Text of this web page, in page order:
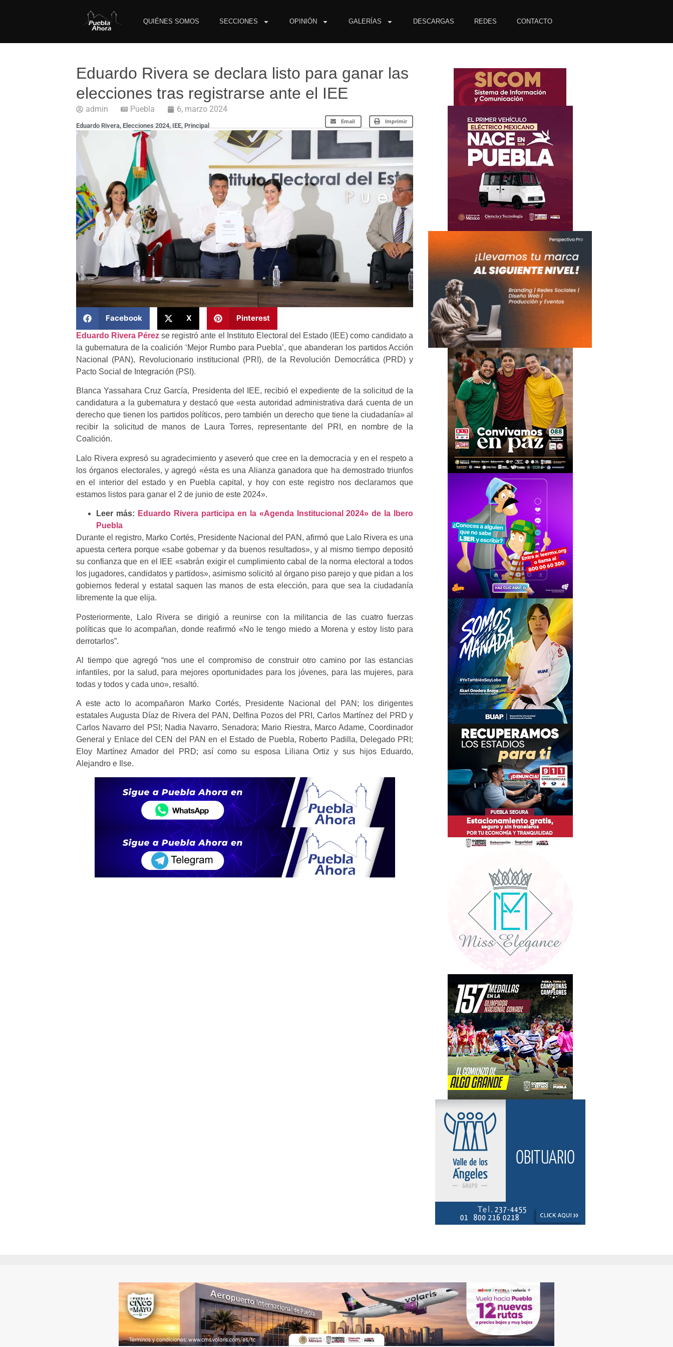
QUIÉNES SOMOS SECCIONES OPINIÓN GALERÍAS DESCARGAS REDES CONTACTO
Eduardo Rivera se declara listo para ganar las
elecciones tras registrarse ante el IEE
admin Puebla 6, marzo 2024
Email Imprimir
Eduardo Rivera, Elecciones 2024, IEE, Principal
Facebook X Pinterest
Eduardo Rivera Pérez se registró ante el Instituto Electoral del Estado (IEE) como candidato a
la gubernatura de la coalición ‘Mejor Rumbo para Puebla’, que abanderan los partidos Acción
Nacional (PAN), Revolucionario institucional (PRI), de la Revolución Democrática (PRD) y
Pacto Social de Integración (PSI).
Blanca Yassahara Cruz García, Presidenta del IEE, recibió el expediente de la solicitud de la
candidatura a la gubernatura y destacó que «esta autoridad administrativa dará cuenta de un
derecho que tienen los partidos políticos, pero también un derecho que tiene la ciudadanía» al
recibir la solicitud de manos de Laura Torres, representante del PRI, en nombre de la
Coalición.
Lalo Rivera expresó su agradecimiento y aseveró que cree en la democracia y en el respeto a
los órganos electorales, y agregó «ésta es una Alianza ganadora que ha demostrado triunfos
en el interior del estado y en Puebla capital, y hoy con este registro nos declaramos que
estamos listos para ganar el 2 de junio de este 2024».
Leer más: Eduardo Rivera participa en la «Agenda Institucional 2024» de la Ibero
Puebla
Durante el registro, Marko Cortés, Presidente Nacional del PAN, afirmó que Lalo Rivera es una
apuesta certera porque «sabe gobernar y da buenos resultados», y al mismo tiempo depositó
su confianza que en el IEE «sabrán exigir el cumplimiento cabal de la norma electoral a todos
los jugadores, candidatos y partidos», asimismo solicitó al órgano piso parejo y que pidan a los
gobiernos federal y estatal saquen las manos de esta elección, para que sea la ciudadanía
libremente la que elija.
Posteriormente, Lalo Rivera se dirigió a reunirse con la militancia de las cuatro fuerzas
políticas que lo acompañan, donde reafirmó «No le tengo miedo a Morena y estoy listo para
derrotarlos”.
Al tiempo que agregó “nos une el compromiso de construir otro camino por las estancias
infantiles, por la salud, para mejores oportunidades para los jóvenes, para las mujeres, para
todas y todos y cada uno», resaltó.
A este acto lo acompañaron Marko Cortés, Presidente Nacional del PAN; los dirigentes
estatales Augusta Díaz de Rivera del PAN, Delfina Pozos del PRI, Carlos Martínez del PRD y
Carlos Navarro del PSI; Nadia Navarro, Senadora; Mario Riestra, Marco Adame, Coordinador
General y Enlace del CEN del PAN en el Estado de Puebla, Roberto Padilla, Delegado PRI;
Eloy Martínez Amador del PRD; así como su esposa Liliana Ortiz y sus hijos Eduardo,
Alejandro e Ilse.